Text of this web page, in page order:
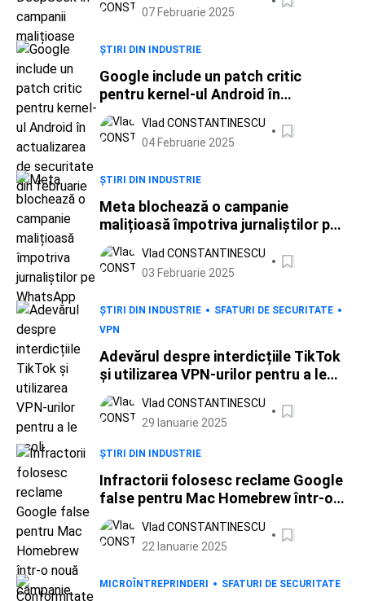
07 Februarie 2025
ȘTIRI DIN INDUSTRIE
Google include un patch critic
pentru kernel-ul Android în
actualizarea de securitate din
februarieVlad CONSTANTINESCU
04 Februarie 2025
ȘTIRI DIN INDUSTRIE
Meta blochează o campanie
malițioasă împotriva jurnaliștilor pe
WhatsApp
Vlad CONSTANTINESCU
03 Februarie 2025
ȘTIRI DIN INDUSTRIE
SFATURI DE SECURITATE
VPN
Adevărul despre interdicțiile TikTok
și utilizarea VPN-urilor pentru a le
ocoli
Vlad CONSTANTINESCU
29 Ianuarie 2025
ȘTIRI DIN INDUSTRIE
Infractorii folosesc reclame Google
false pentru Mac Homebrew într-o
nouă campanie malițioasă
Vlad CONSTANTINESCU
22 Ianuarie 2025
MICROÎNTREPRINDERI SFATURI DE SECURITATE